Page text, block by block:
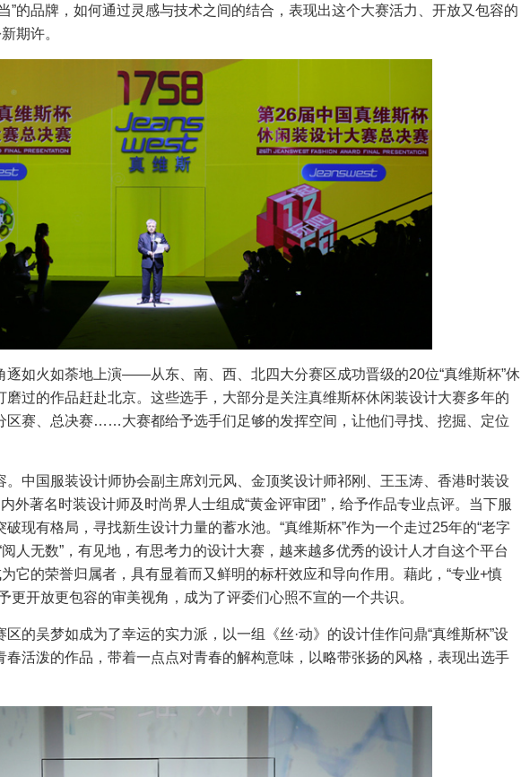
”的品牌，如何通过灵感与技术之间的结合，表现出这个大赛活力、开放又包容的
期许。
逐如火如荼地上演——从东、南、西、北四大分赛区成功晋级的20位“真维斯杯”休
磨过的作品赶赴北京。这些选手，大部分是关注真维斯杯休闲装设计大赛多年的
区赛、总决赛……大赛都给予选手们足够的发挥空间，让他们寻找、挖掘、定位
。中国服装设计师协会副主席刘元风、金顶奖设计师祁刚、王玉涛、香港时装设
外著名时装设计师及时尚界人士组成“黄金评审团”，给予作品专业点评。当下服
现有格局，寻找新生设计力量的蓄水池。“真维斯杯”作为一个走过25年的“老字
人无数”，有见地，有思考力的设计大赛，越来越多优秀的设计人才自这个平台
它的荣誉归属者，具有显着而又鲜明的标杆效应和导向作用。藉此，“专业+慎
更开放更包容的审美视角，成为了评委们心照不宣的一个共识。
的吴梦如成为了幸运的实力派，以一组《丝·动》的设计佳作问鼎“真维斯杯”设
春活泼的作品，带着一点点对青春的解构意味，以略带张扬的风格，表现出选手